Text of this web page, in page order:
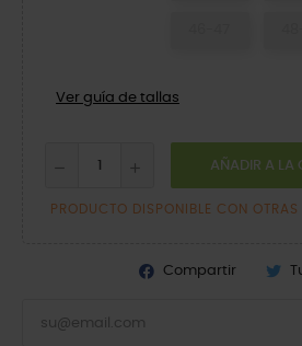
Ver guía de tallas
AÑADIR A LA
PRODUCTO DISPONIBLE CON OTRAS
Compartir